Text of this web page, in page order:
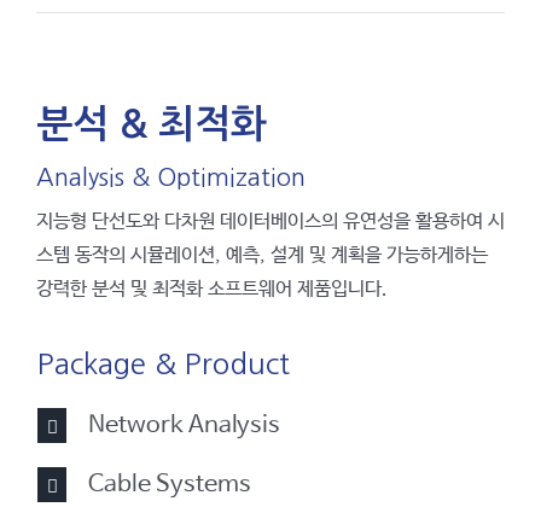
분석 & 최적화
Analysis & Optimization
지능형 단선도와 다차원 데이터베이스의 유연성을 활용하여 시
스템 동작의 시뮬레이션, 예측, 설계 및 계획을 가능하게하는
강력한 분석 및 최적화 소프트웨어 제품입니다.
Package & Product
Network Analysis
Cable Systems